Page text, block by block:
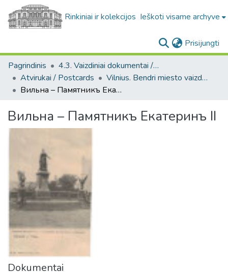
Rinkiniai ir kolekcijos Ieškoti visame archyve
Prisijungti
Pagrindinis
4.3. Vaizdiniai dokumentai / Visual documents
Atvirukai / Postcards
Vilnius. Bendri miesto vaizdai : miesto ir jo apylinkių fotografinių atvirukų rinkinys
Вильна – Памятникъ Екатеринъ II
Вильна – Памятникъ Екатеринъ II
Dokumentai